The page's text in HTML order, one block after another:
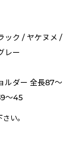
ック / ヤケヌメ /
レー
ルダー 全長87～
～45
い。